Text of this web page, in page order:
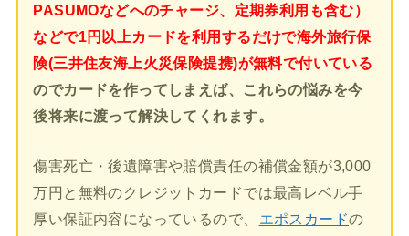
PASUMOなどへのチャージ、定期券利用も含む）
などで1円以上カードを利用するだけで海外旅行保
険(三井住友海上火災保険提携)が無料で付いている
のでカードを作ってしまえば、これらの悩みを今
後将来に渡って解決してくれます。
傷害死亡・後遺障害や賠償責任の補償金額が3,000
万円と無料のクレジットカードでは最高レベル手
厚い保証内容になっているので、
エポスカードの